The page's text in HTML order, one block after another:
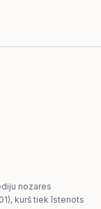
nozares
kurš tiek īstenots